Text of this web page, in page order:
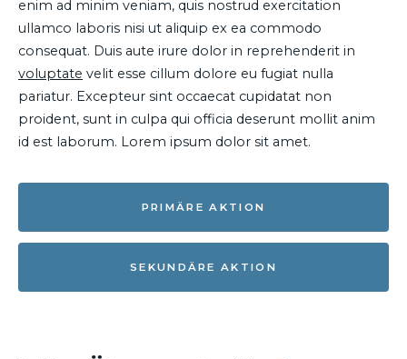
enim ad minim veniam, quis nostrud exercitation
ullamco laboris nisi ut aliquip ex ea commodo
consequat. Duis aute irure dolor in reprehenderit in
voluptate velit esse cillum dolore eu fugiat nulla
pariatur. Excepteur sint occaecat cupidatat non
proident, sunt in culpa qui officia deserunt mollit anim
id est laborum. Lorem ipsum dolor sit amet.
PRIMÄRE AKTION
SEKUNDÄRE AKTION